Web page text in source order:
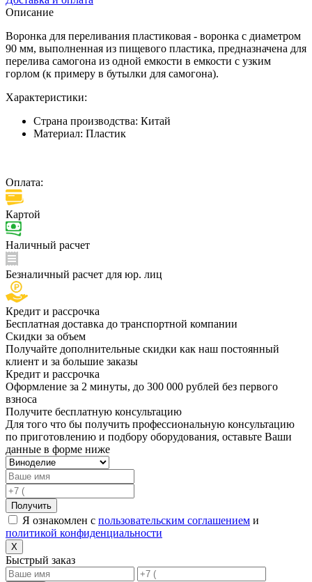
Описание
Воронка для переливания пластиковая - воронка с диаметром
90 мм, выполненная из пищевого пластика, предназначена для
перелива самогона из одной емкости в емкости с узким
горлом (к примеру в бутылки для самогона).
Характеристики:
Страна производства: Китай
Материал: Пластик
Оплата:
Картой
Наличный расчет
Безналичный расчет для юр. лиц
Кредит и рассрочка
Бесплатная доставка до транспортной компании
Скидки за объем
Получайте дополнительные скидки как наш постоянный
клиент и за большие заказы
Кредит и рассрочка
Оформление за 2 минуты, до 300 000 рублей без первого
взноса
Получите бесплатную консультацию
Для того что бы получить профессиональную консультацию
по приготовлению и подбору оборудования, оставьте Ваши
данные в форме ниже
Получить
Я ознакомлен с пользовательским соглашением и
политикой конфиденциальности
X
Быстрый заказ